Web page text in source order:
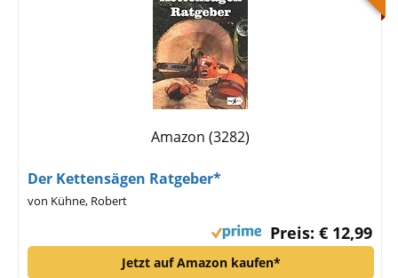
Amazon (3282)
Der Kettensägen Ratgeber*
von Kühne, Robert
Preis: € 12,99
Jetzt auf Amazon kaufen*